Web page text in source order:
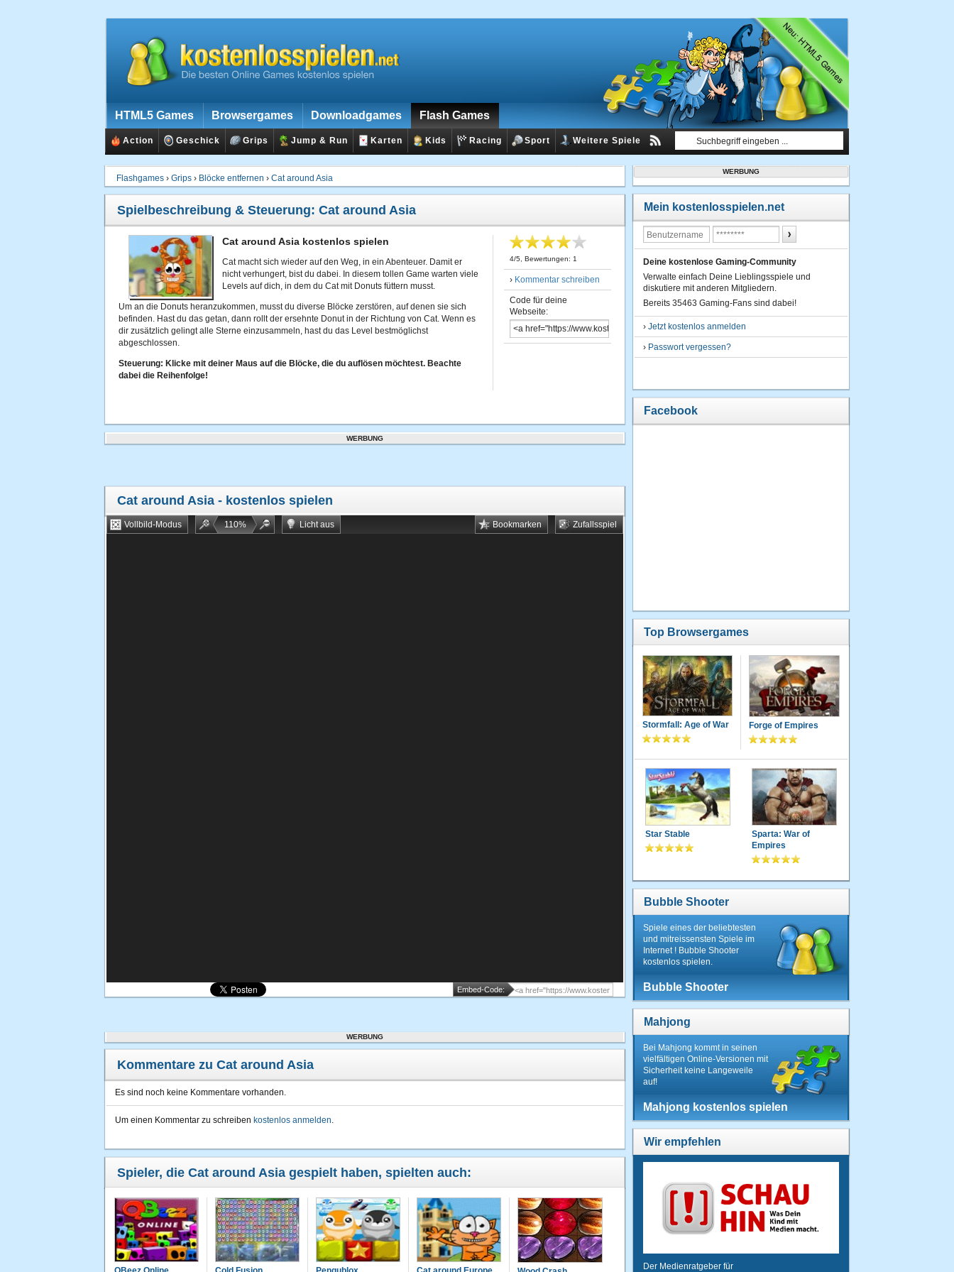
HTML5 Games Browsergames Downloadgames Flash Games
Action Geschick Grips Jump & Run Karten Kids Racing Sport Weitere Spiele
Flashgames › Grips › Blöcke entfernen › Cat around Asia
Spielbeschreibung & Steuerung: Cat around Asia
Cat around Asia kostenlos spielen
Cat macht sich wieder auf den Weg, in ein Abenteuer. Damit er
nicht verhungert, bist du dabei. In diesem tollen Game warten viele
Levels auf dich, in dem du Cat mit Donuts füttern musst.
Um an die Donuts heranzukommen, musst du diverse Blöcke zerstören, auf denen sie sich
befinden. Hast du das getan, dann rollt der ersehnte Donut in der Richtung von Cat. Wenn es
dir zusätzlich gelingt alle Sterne einzusammeln, hast du das Level bestmöglichst
abgeschlossen.
Steuerung: Klicke mit deiner Maus auf die Blöcke, die du auflösen möchtest. Beachte
dabei die Reihenfolge!
4/5 , Bewertungen: 1
› Kommentar schreiben
Code für deine
Webseite:
WERBUNG
Cat around Asia- kostenlos spielen
Vollbild-Modus 110% Licht aus Zufallsspiel
Bookmarken
Embed-Code:
WERBUNG
Kommentare zu Cat around Asia
Es sind noch keine Kommentare vorhanden.
Um einen Kommentar zu schreiben kostenlos anmelden.
Spieler, die Cat around Asia gespielt haben, spielten auch:
WERBUNG
Mein kostenlosspielen.net
Deine kostenlose Gaming-Community
Verwalte einfach Deine Lieblingsspiele und
diskutiere mit anderen Mitgliedern.
Bereits 35463 Gaming-Fans sind dabei!
› Jetzt kostenlos anmelden
› Passwort vergessen?
Facebook
Top Browsergames
Stormfall: Age of War Forge of Empires
Star Stable
Sparta: War of
Empires
Bubble Shooter
Spiele eines der beliebtesten
und mitreissensten Spiele im
Internet ! Bubble Shooter
kostenlos spielen.
Bubble Shooter
Mahjong
Bei Mahjong kommt in seinen
vielfältigen Online-Versionen mit
Sicherheit keine Langeweile
auf!
Mahjong kostenlos spielen
Wir empfehlen
Der Medienratgeber für